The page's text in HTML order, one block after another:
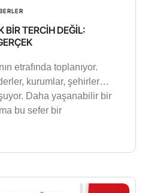
BİR TERCİH DEĞİL:
etrafında toplanıyor.
kurumlar, şehirler…
Daha yaşanabilir bir
bu sefer bir